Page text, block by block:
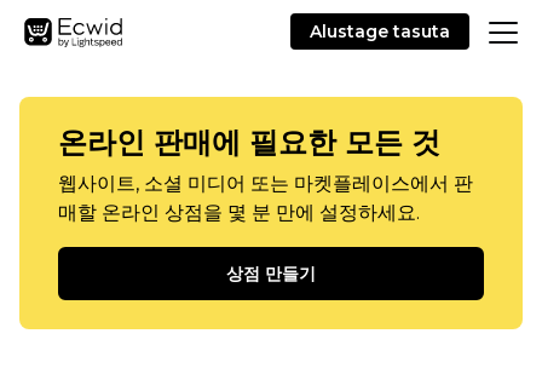
Alustage tasuta
온라인 판매에 필요한 모든 것
웹사이트, 소셜 미디어 또는 마켓플레이스에서 판
매할 온라인 상점을 몇 분 만에 설정하세요.
상점 만들기